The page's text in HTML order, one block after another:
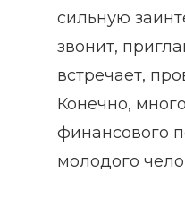
сильную
звонит,
встречает,
Конечно,
финансового
молодого